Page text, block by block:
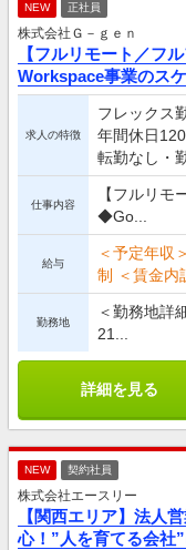
NEW 正社員
株式会社Ｇ－ｇｅｎ
【フルリモート／フ
Workspace事業のス
求人の特徴
フレックス
年間休日
転勤なし・
仕事内容
【フルリモ
◆Go...
給与
＜予定年収
制 ＜賃金内
勤務地
＜勤務地詳
21...
詳細を見る
NEW 契約社員
株式会社エースリー
【関西エリア】法人
心！”人を育てる会社